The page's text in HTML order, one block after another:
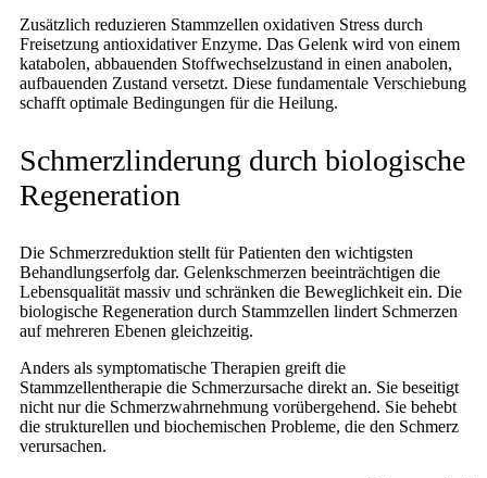
Zusätzlich reduzieren Stammzellen oxidativen Stress durch
Freisetzung antioxidativer Enzyme. Das Gelenk wird von einem
katabolen, abbauenden Stoffwechselzustand in einen anabolen,
aufbauenden Zustand versetzt. Diese fundamentale Verschiebung
schafft optimale Bedingungen für die Heilung.
Schmerzlinderung durch biologische
Regeneration
Die Schmerzreduktion stellt für Patienten den wichtigsten
Behandlungserfolg dar. Gelenkschmerzen beeinträchtigen die
Lebensqualität massiv und schränken die Beweglichkeit ein. Die
biologische Regeneration durch Stammzellen lindert Schmerzen
auf mehreren Ebenen gleichzeitig.
Anders als symptomatische Therapien greift die
Stammzellentherapie die Schmerzursache direkt an. Sie beseitigt
nicht nur die Schmerzwahrnehmung vorübergehend. Sie behebt
die strukturellen und biochemischen Probleme, die den Schmerz
verursachen.